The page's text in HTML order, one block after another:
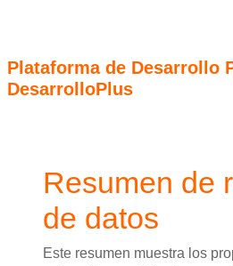
Plataforma de Desarrollo
DesarrolloPlus
Resumen de
de datos
Este resumen muestra los